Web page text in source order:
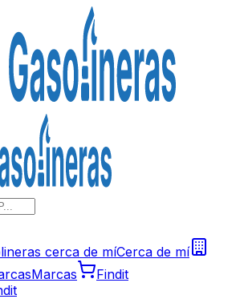
cerca de míCerca de mí
Marcas
Findit